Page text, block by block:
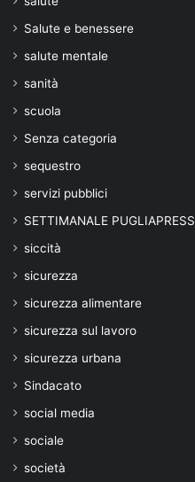
Salute e benessere
salute mentale
sanità
scuola
Senza categoria
sequestro
servizi pubblici
SETTIMANALE PUGLIAPRESS
siccità
sicurezza
sicurezza alimentare
sicurezza sul lavoro
sicurezza urbana
Sindacato
social media
sociale
società